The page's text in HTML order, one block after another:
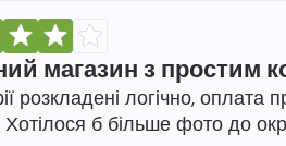
магазин з простим
розкладені логічно,